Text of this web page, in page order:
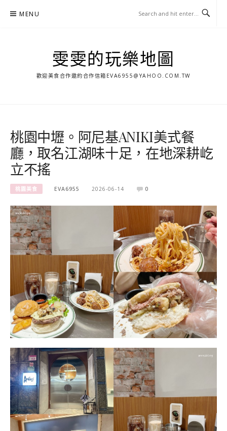
MENU
雯雯的玩樂地圖
歡迎美食合作邀約合作信箱 EVA6955@YAHOO.COM.TW
桃園中壢。阿尼基ANIKI美式餐
廳，取名江湖味十足，在地深耕屹
立不搖
桃園美食 EVA6955 2026-06-14 0